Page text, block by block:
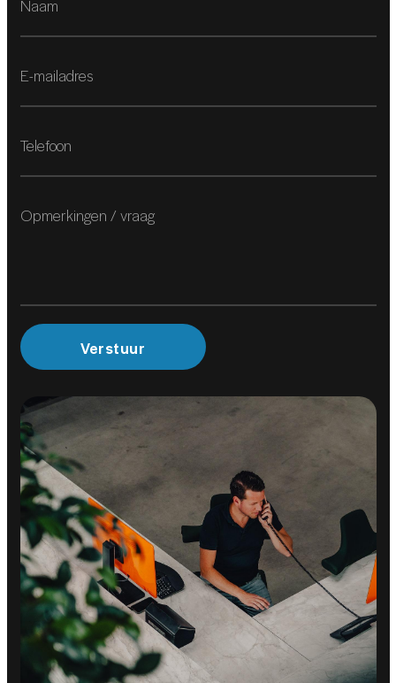
Voorstoelen in hoogte verstelbaar
Zonnescherm
Start/stop systeem
VEILIGHEID
Achteruitrijcamera
Dodehoek detector
Dodehoek detector
Airbag(s) hoofd achter
Airbag(s) hoofd voor
Airbag(s) side voor
Airbag bestuurder
Airbag passagier
Verstuur